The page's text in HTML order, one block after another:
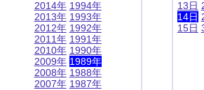
2014年
2013年
2012年
2011年
2010年
2009年
2008年
2007年
1994年
1993年
1992年
1991年
1990年
1989年
1988年
1987年
13日
14日
15日